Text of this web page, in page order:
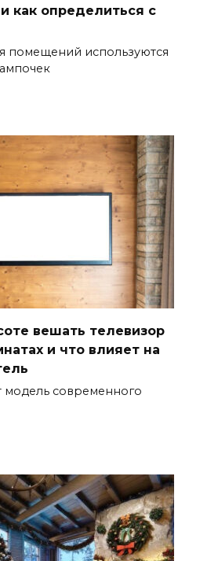
как определиться с
помещений используются
вешать телевизор
и что влияет на
модель современного